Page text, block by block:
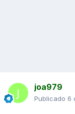
joa979
Publicado 6